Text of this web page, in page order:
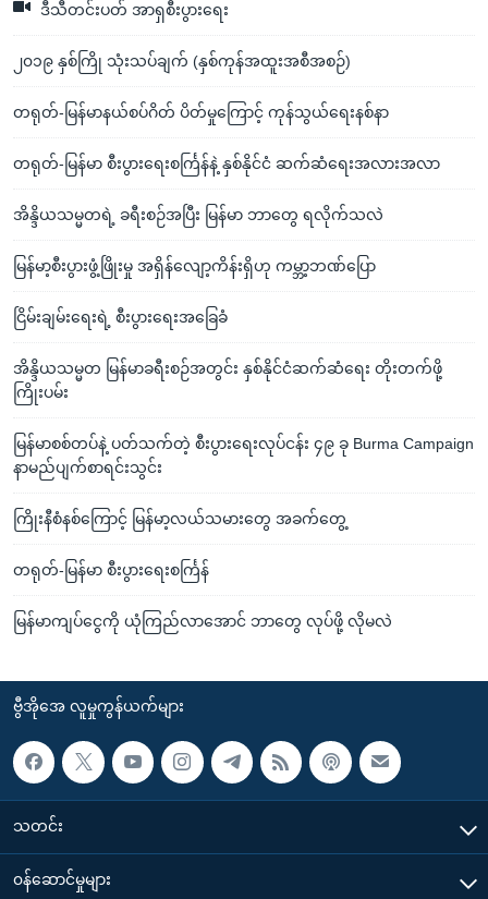
ဒီသီတင်းပတ် အာရှစီးပွားရေး
၂၀၁၉ နှစ်ကြို သုံးသပ်ချက် (နှစ်ကုန်အထူးအစီအစဉ်)
တရုတ်-မြန်မာနယ်စပ်ဂိတ် ပိတ်မှုကြောင့် ကုန်သွယ်ရေးနစ်နာ
တရုတ်-မြန်မာ စီးပွားရေးစင်္ကြန်နဲ့ နှစ်နိုင်ငံ ဆက်ဆံရေးအလားအလာ
အိန္ဒိယသမ္မတရဲ့ ခရီးစဉ်အပြီး မြန်မာ ဘာတွေ ရလိုက်သလဲ
မြန်မာ့စီးပွားဖွံ့ဖြိုးမှု အရှိန်လျော့ကိန်းရှိဟု ကမ္ဘာ့ဘဏ်ပြော
ငြိမ်းချမ်းရေးရဲ့ စီးပွားရေးအခြေခံ
အိန္ဒိယသမ္မတ မြန်မာခရီးစဉ်အတွင်း နှစ်နိုင်ငံဆက်ဆံရေး တိုးတက်ဖို့
ကြိုးပမ်း
မြန်မာစစ်တပ်နဲ့ ပတ်သက်တဲ့ စီးပွားရေးလုပ်ငန်း ၄၉ ခု Burma Campaign
နာမည်ပျက်စာရင်းသွင်း
ကြိုးနီစံနစ်ကြောင့် မြန်မာ့လယ်သမားတွေ အခက်တွေ့
တရုတ်-မြန်မာ စီးပွားရေးစင်္ကြန်
မြန်မာကျပ်ငွေကို ယုံကြည်လာအောင် ဘာတွေ လုပ်ဖို့ လိုမလဲ
ဗွီအိုအေ လူမှုကွန်ယက်များ
သတင်း
၀န်ဆောင်မှုများ